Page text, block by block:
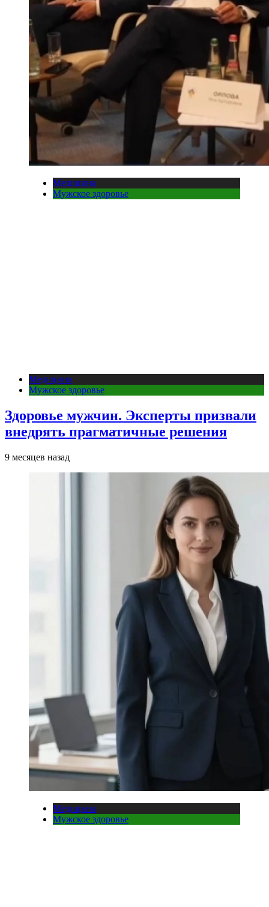
Медицина
Мужское здоровье
Медицина
Мужское здоровье
Здоровье мужчин. Эксперты призвали
внедрять прагматичные решения
9 месяцев назад
Медицина
Мужское здоровье